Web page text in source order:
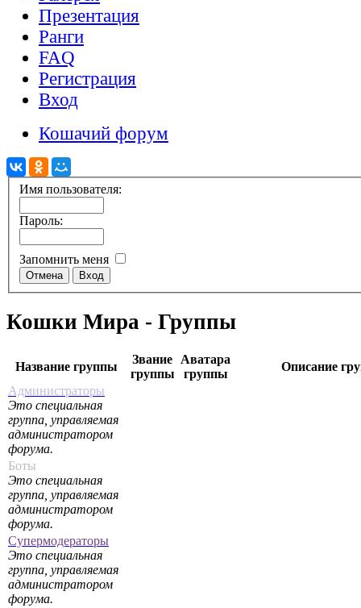
Презентация
Ранги
FAQ
Регистрация
Вход
Кошачий форум
Имя пользователя:
Пароль:
Запомнить меня
Кошки Мира - Группы
Название группы
Звание
группы
Аватара
группы
Описание
Администраторы
Это специальная
группа, управляемая
администратором
форума.
Боты
Это специальная
группа, управляемая
администратором
форума.
Супермодераторы
Это специальная
группа, управляемая
администратором
форума.